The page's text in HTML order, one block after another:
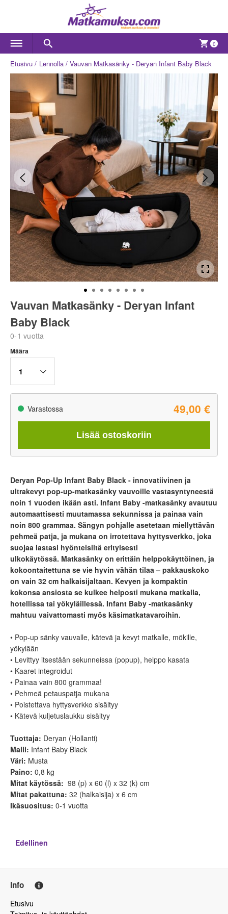
0
Etusivu Lennolla Vauvan Matkasänky - Deryan Infant Baby Black
Vauvan Matkasänky - Deryan Infant
Baby Black
0-1 vuotta
Määra
1
Varastossa 49,00 €
Lisää ostoskoriin
Deryan Pop-Up Infant Baby Black - innovatiivinen ja
ultrakevyt pop-up-matkasänky vauvoille vastasyntyneestä
noin 1 vuoden ikään asti. Infant Baby -matkasänky avautuu
automaattisesti muutamassa sekunnissa ja painaa vain
noin 800 grammaa. Sängyn pohjalle asetetaan miellyttävän
pehmeä patja, ja mukana on irrotettava hyttysverkko, joka
suojaa lastasi hyönteisiltä erityisesti
ulkokäytössä. Matkasänky on erittäin helppokäyttöinen, ja
kokoontaitettuna se vie hyvin vähän tilaa – pakkauskoko
on vain 32 cm halkaisijaltaan. Kevyen ja kompaktin
kokonsa ansiosta se kulkee helposti mukana matkalla,
hotellissa tai yökyläillessä. Infant Baby -matkasänky
mahtuu vaivattomasti myös käsimatkatavaroihin.
• Pop-up sänky vauvalle, kätevä ja kevyt matkalle, mökille,
yökylään
• Levittyy itsestään sekunneissa (popup), helppo kasata
• Kaaret integroidut
• Painaa vain 800 grammaa!
• Pehmeä petauspatja mukana
• Poistettava hyttysverkko sisältyy
• Kätevä kuljetuslaukku sisältyy
Tuottaja: Deryan (Hollanti)
Malli: Infant Baby Black
Väri: Musta
Paino: 0,8 kg
Mitat käytössä: 98 (p) x 60 (l) x 32 (k) cm
Mitat pakattuna: 32 (halkaisija) x 6 cm
Ikäsuositus: 0-1 vuotta
Edellinen
Info
Etusivu